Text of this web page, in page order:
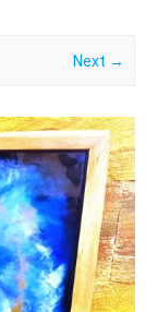
Next →